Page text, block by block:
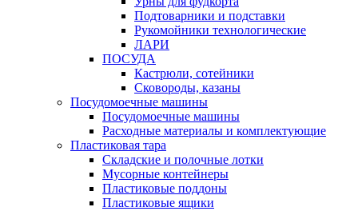
Подтоварники и подставки
Рукомойники технологические
ЛАРИ
ПОСУДА
Кастрюли, сотейники
Сковороды, казаны
Посудомоечные машины
Посудомоечные машины
Расходные материалы и комплектующие
Пластиковая тара
Складские и полочные лотки
Мусорные контейнеры
Пластиковые поддоны
Пластиковые ящики